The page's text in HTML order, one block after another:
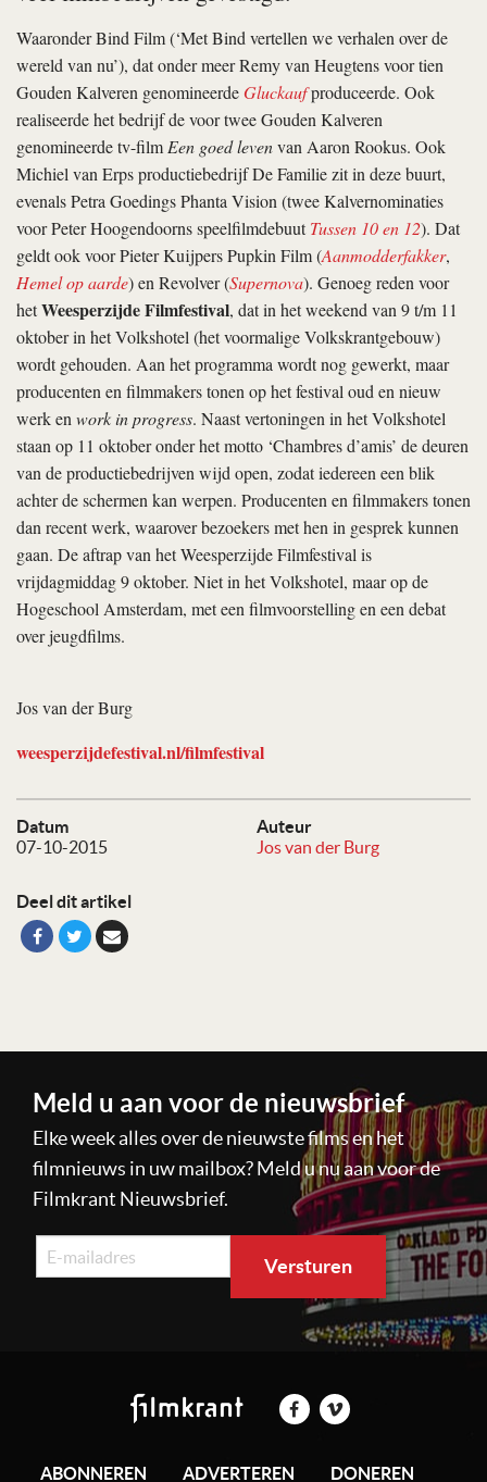
Datum
07-10-2015
Auteur
Jos van der Burg
Deel dit artikel
Waaronder Bind Film (‘Met Bind vertellen we verhalen over de
wereld van nu’), dat onder meer Remy van Heugtens voor tien
Gouden Kalveren genomineerdeGluckaufproduceerde. Ook
realiseerde het bedrijf de voor twee Gouden Kalveren
genomineerde tv-filmEen goed levenvan Aaron Rookus. Ook
Michiel van Erps productiebedrijf De Familie zit in deze buurt,
evenals P­etra Goedings Phanta Vision (twee Kalverno­mi­na­­ties
voor Peter Hoogendoorns speelfilmdebuutTussen 10 en 12). Dat
geldt ook voor Pieter Kuijpers Pupkin Film (Aanmodderfakker,
Hemel op aarde) en Revolver (Supernova). Genoeg reden voor
hetWeesperzijde Filmfestival, dat in het weekend van 9 t/m 11
oktober in het Volkshotel (het voormalige Volkskrantgebouw)
wordt gehouden. Aan het programma wordt nog gewerkt, maar
producenten en filmmakers tonen op het festival oud en nieuw
werk enwork in progress. Naast vertoningen in het Volkshotel
staan op 11 oktober onder het motto ‘Chambres d’amis’ de deuren
van de productiebedrijven wijd open, zodat iedereen een blik
achter de schermen kan werpen. Producenten en filmmakers tonen
dan recent werk, waarover bezoekers met hen in gesprek kunnen
gaan. De aftrap van het Weesperzijde Filmfestival is
vrijdagmiddag 9 oktober. Niet in het Volkshotel, maar op de
Hoge­school Amsterdam, met een filmvoorstelling en een debat
over jeugdfilms.
Jos van der Burg
weesperzijdefestival.nl/filmfestival
Meld u aan voor de nieuwsbrief
Elke week alles over de nieuwste films en het
filmnieuws in uw mailbox? Meld u nu aan voor de
Filmkrant Nieuwsbrief.
ABONNEREN ADVERTEREN DONEREN